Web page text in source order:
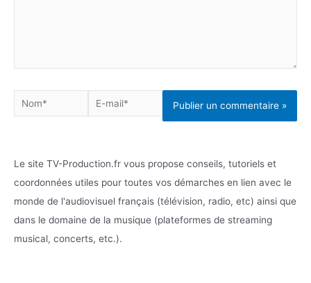
Nom*
E-
mail*
Le site TV-Production.fr vous propose conseils, tutoriels et
coordonnées utiles pour toutes vos démarches en lien avec le
monde de l'audiovisuel français (télévision, radio, etc) ainsi que
dans le domaine de la musique (plateformes de streaming
musical, concerts, etc.).